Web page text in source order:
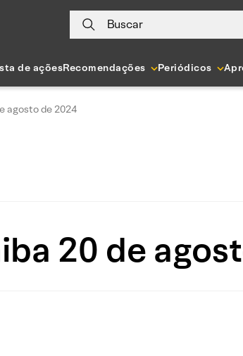
Buscar
de açõesRecomendações Periódicos
agosto de 2024
20 de